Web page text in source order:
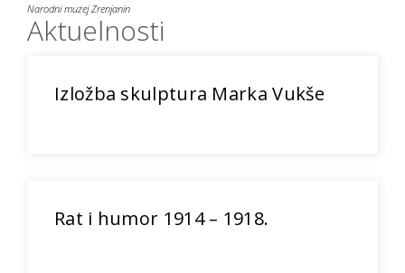
Narodni muzej Zrenjanin
Aktuelnosti
Izložba skulptura Marka Vukše
Rat i humor 1914 – 1918.